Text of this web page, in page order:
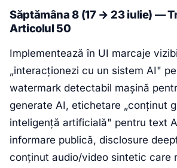
Săptămâna 8 (17 → 23 iulie) —
Articolul 50
Implementează în UI marcaje
„interacționezi cu un sistem AI"
watermark detectabil mașină
generate AI, etichetare „conținut
inteligență artificială" pentru text
informare publică, disclosure
conținut audio/video sintetic care